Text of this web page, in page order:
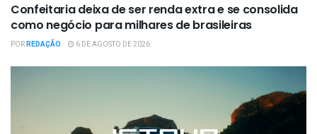
Confeitaria deixa de ser renda extra e se consolida
como negócio para milhares de brasileiras
PORREDAÇÃO 6 DE AGOSTO DE 2026